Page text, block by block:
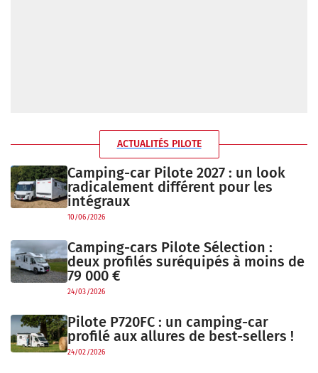
ACTUALITÉS PILOTE
Camping-car Pilote 2027 : un look
radicalement différent pour les
intégraux
10/06/2026
Camping-cars Pilote Sélection :
deux profilés suréquipés à moins de
79 000 €
24/03/2026
Pilote P720FC : un camping-car
profilé aux allures de best-sellers !
24/02/2026